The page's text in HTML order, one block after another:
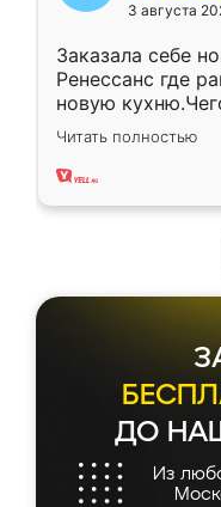
3 августа
Заказала себе
Ренессанс где
новую
вполне
два года,
Читать полностью
ДО
Из